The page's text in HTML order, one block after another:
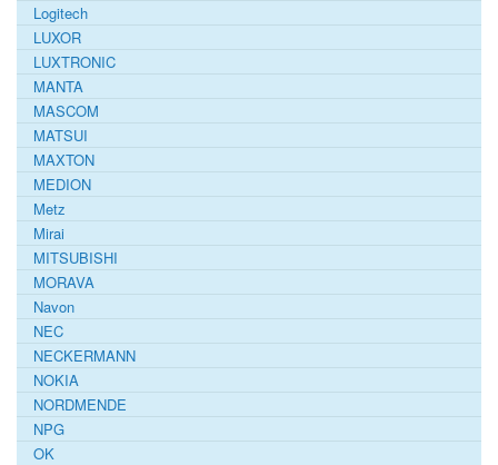
Logitech
LUXOR
LUXTRONIC
MANTA
MASCOM
MATSUI
MAXTON
MEDION
Metz
Mirai
MITSUBISHI
MORAVA
Navon
NEC
NECKERMANN
NOKIA
NORDMENDE
NPG
OK